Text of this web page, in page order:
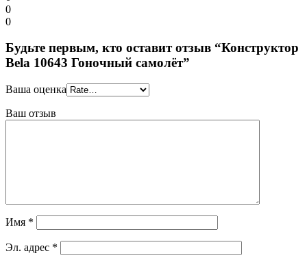
0
0
Будьте первым, кто оставит отзыв “Конструктор
Bela 10643 Гоночный самолёт”
Ваша оценка
Ваш отзыв
Имя *
Эл. адрес *